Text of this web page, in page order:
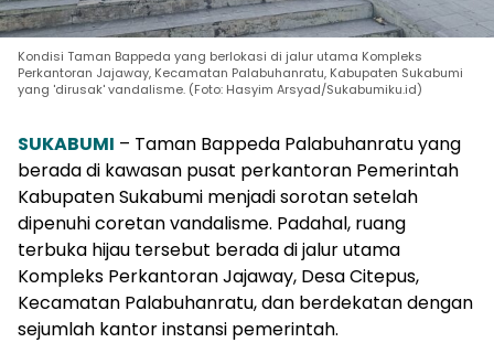
Kondisi Taman Bappeda yang berlokasi di jalur utama Kompleks
Perkantoran Jajaway, Kecamatan Palabuhanratu, Kabupaten Sukabumi
yang 'dirusak' vandalisme. (Foto: Hasyim Arsyad/Sukabumiku.id)
SUKABUMI – Taman Bappeda Palabuhanratu yang
berada di kawasan pusat perkantoran Pemerintah
Kabupaten Sukabumi menjadi sorotan setelah
dipenuhi coretan vandalisme. Padahal, ruang
terbuka hijau tersebut berada di jalur utama
Kompleks Perkantoran Jajaway, Desa Citepus,
Kecamatan Palabuhanratu, dan berdekatan dengan
sejumlah kantor instansi pemerintah.